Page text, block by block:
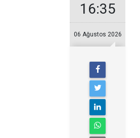
16:35
06 Ağustos 2026